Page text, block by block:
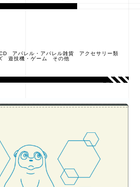
アパレル・アパレル雑貨
アクセサリー類
遊技機・ゲーム その他